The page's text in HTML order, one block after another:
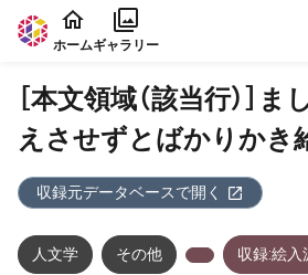
本文に飛ぶ
ホームギャラリー
［本文領域（該当行）］
えさせずとばかりかき
収録元データベースで開く
人文学 その他 収録:絵入